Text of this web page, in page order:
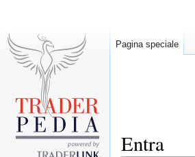
Entra
Pagina speciale